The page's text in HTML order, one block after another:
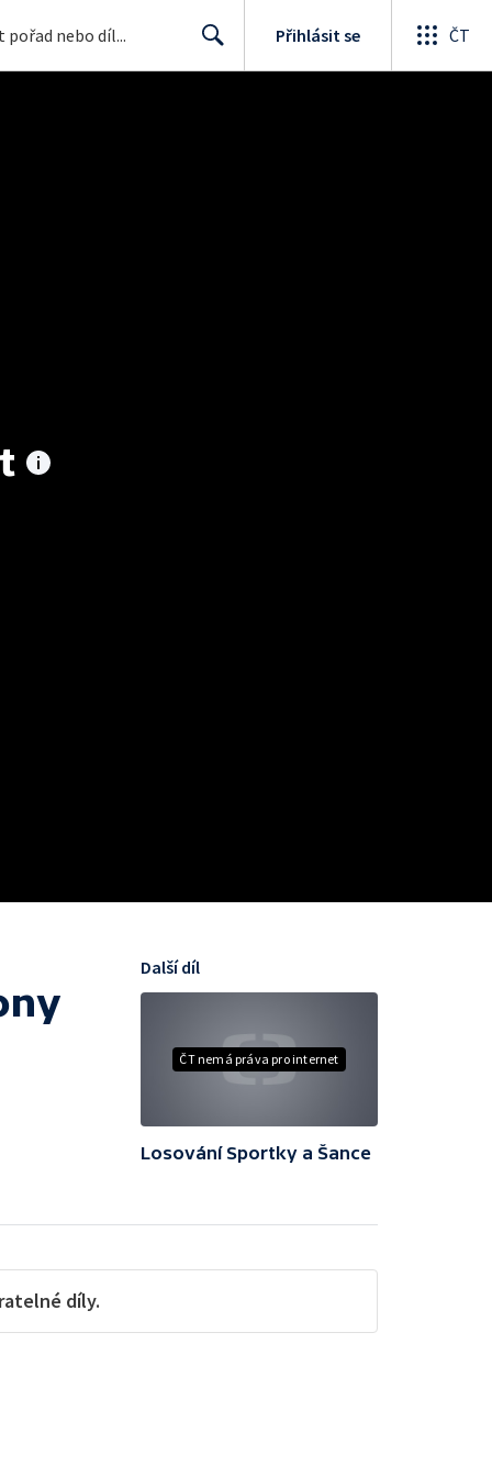
Přihlásit se ČT
ČT nemá práva pro internet
Další díl
Losování Sportky a Šance
díly.